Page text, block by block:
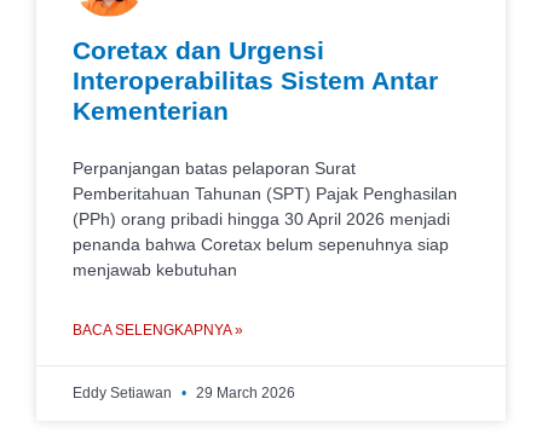
Coretax dan Urgensi
Interoperabilitas Sistem Antar
Kementerian
Perpanjangan batas pelaporan Surat
Pemberitahuan Tahunan (SPT) Pajak Penghasilan
(PPh) orang pribadi hingga 30 April 2026 menjadi
penanda bahwa Coretax belum sepenuhnya siap
menjawab kebutuhan
BACA SELENGKAPNYA »
Eddy Setiawan 29 March 2026